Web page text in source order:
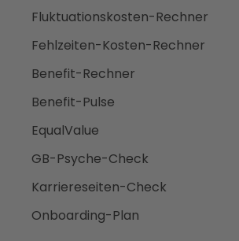
Fluktuationskosten-Rechner
Fehlzeiten-Kosten-Rechner
Benefit-Rechner
Benefit-Pulse
EqualValue
GB-Psyche-Check
Karriereseiten-Check
Onboarding-Plan